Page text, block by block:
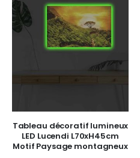
Tableau décoratif lumineux
LED Lucendi L70xH45cm
Motif Paysage montagneux